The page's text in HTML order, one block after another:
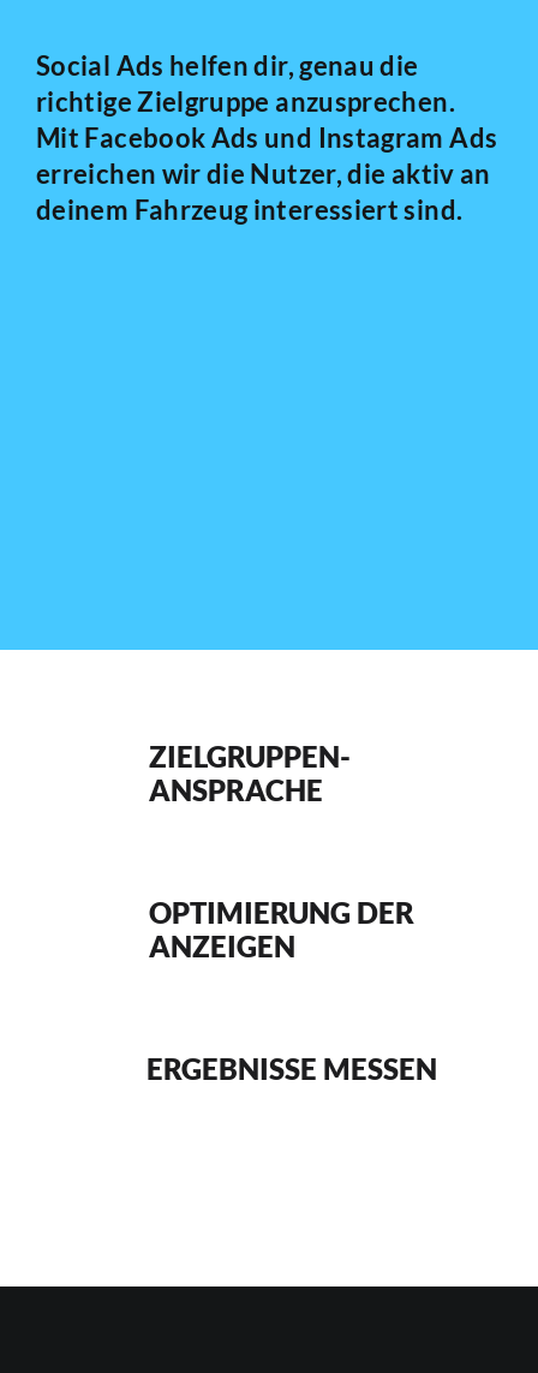
Social Ads helfen dir, genau die
richtige Zielgruppe anzusprechen.
Mit Facebook Ads und Instagram Ads
erreichen wir die Nutzer, die aktiv an
deinem Fahrzeug interessiert sind.
ZIELGRUPPEN-
ANSPRACHE
OPTIMIERUNG DER
ANZEIGEN
ERGEBNISSE MESSEN